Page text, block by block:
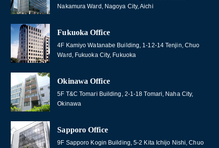
Nakamura Ward, Nagoya City, Aichi
Fukuoka Office
4F Kamiyo Watanabe Building, 1-12-14 Tenjin, Chuo
Ward, Fukuoka City, Fukuoka
Okinawa Office
5F T&C Tomari Building, 2-1-18 Tomari, Naha City,
Okinawa
Sapporo Office
9F Sapporo Kogin Building, 5-2 Kita Ichijo Nishi, Chuo